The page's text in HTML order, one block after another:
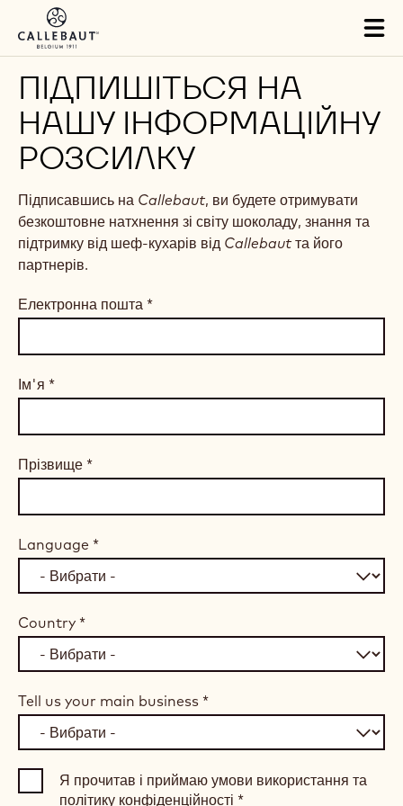
Skip to main content
ПІДПИШІТЬСЯ НА
НАШУ ІНФОРМАЦІЙНУ
РОЗСИЛКУ
Підписавшись на Callebaut, ви будете отримувати
безкоштовне натхнення зі світу шоколаду, знання та
підтримку від шеф-кухарів від Callebaut та його
партнерів.
Електронна пошта *
Ім'я *
Прізвище *
Language *
Country *
Tell us your main business *
Я прочитав і приймаю умови використання та
політику конфіденційності *